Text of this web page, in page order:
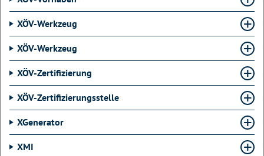
XÖV-Werkzeug
XÖV-Werkzeug
XÖV-Zertifizierung
XÖV-Zertifizierungsstelle
XGenerator
XMI